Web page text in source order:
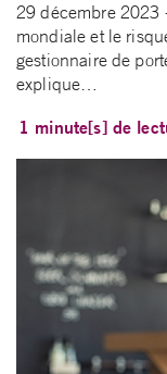
29 décembre 2023
mondiale et le
gestionnaire de
explique…
1 minute[s] de